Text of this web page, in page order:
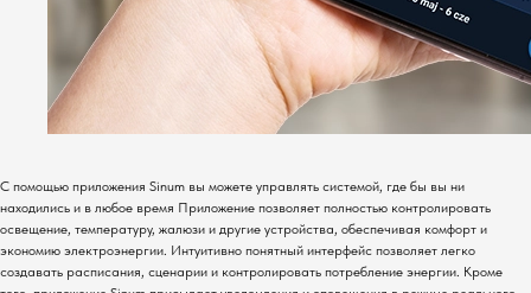
С помощью приложения Sinum вы можете управлять системой, где бы вы ни
находились и в любое время Приложение позволяет полностью контролировать
освещение, температуру, жалюзи и другие устройства, обеспечивая комфорт и
экономию электроэнергии. Интуитивно понятный интерфейс позволяет легко
создавать расписания, сценарии и контролировать потребление энергии. Кроме